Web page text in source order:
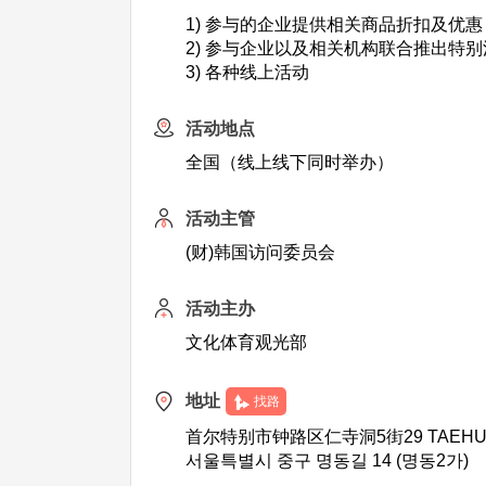
1) 参与的企业提供相关商品折扣及优惠
2) 参与企业以及相关机构联合推出特别
3) 各种线上活动
活动地点
全国（线上线下同时举办）
活动主管
(财)韩国访问委员会
活动主办
文化体育观光部
地址 找路
首尔特别市钟路区仁寺洞5街29
서울특별시 중구 명동길 14 (명동2가)